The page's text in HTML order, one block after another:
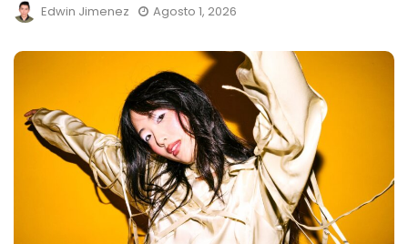
Edwin Jimenez Agosto 1, 2026